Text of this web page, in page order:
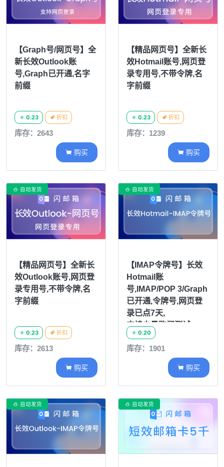
【Graph号/网页号】全
新长效Outlook账
号,Graph已开通,名字
前缀
 0.23  折扣
库存：2643
 购买
【精品网页号】全新长
效Hotmail账号,网页登
录专用号,不带令牌,名
字前缀
 0.23  折扣
库存：1239
 购买
 自动发货
【精品网页号】全新长
效Outlook账号,网页登
录专用号,不带令牌,名
字前缀
 0.23  折扣
库存：2613
 购买
 自动发货
【IMAP令牌号】长效
Hotmail账
号,IMAP/POP 3/Graph
已开通,令牌号,网页登
录已点7天,
支持少量购买测试
 0.20
库存：1901
 购买
 自动发货  自动发货